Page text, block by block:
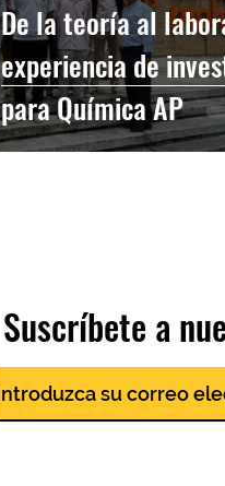
De la teoría al
experiencia de
para Química AP
Suscríbete a